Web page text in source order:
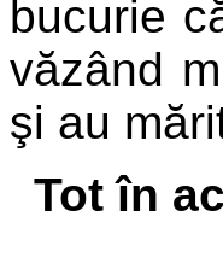
bucurie
văzând
şi au
Tot în